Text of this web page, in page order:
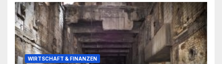
WIRTSCHAFT & FINANZEN